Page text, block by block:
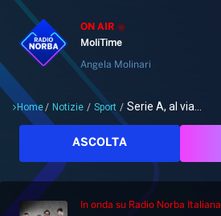
ON AIR
MoliTime
Angela Molinari
Cerca
Home/ Notizie / Sport / Serie A, al via...
ASCOLTA
In onda su Radio Norba Italiana